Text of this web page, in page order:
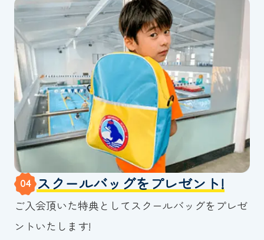
04 スクールバッグをプレゼント!
ご入会頂いた特典としてスクールバッグをプレゼ
ントいたします!